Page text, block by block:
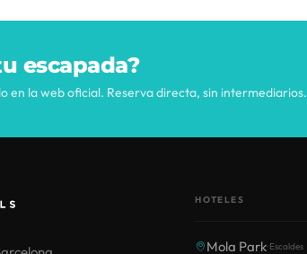
escapada?
en la web oficial. Reserva directa, sin intermediarios.
HOTELES
Mola Park· Escaldes